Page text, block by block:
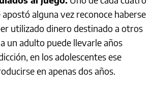
alguna vez reconoce haberse
utilizado dinero destinado a otros
un adulto puede llevarle años
en los adolescentes ese
en apenas dos años.